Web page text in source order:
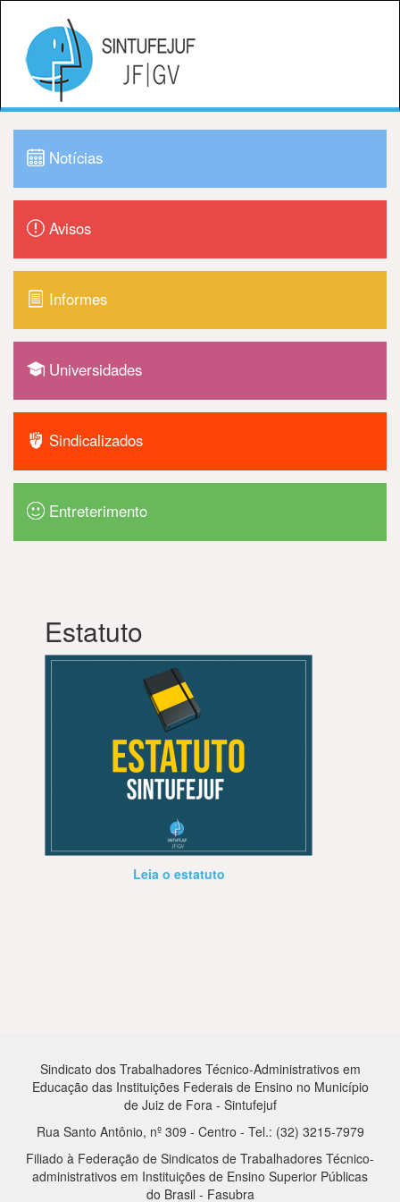
Notícias
Avisos
Informes
Universidades
Sindicalizados
Entreterimento
Estatuto
Leia o estatuto
Sindicato dos Trabalhadores Técnico-Administrativos em
Educação das Instituições Federais de Ensino no Município
de Juiz de Fora - Sintufejuf
Rua Santo Antônio, nº 309 - Centro - Tel.: (32) 3215-7979
Filiado à Federação de Sindicatos de Trabalhadores Técnico-
administrativos em Instituições de Ensino Superior Públicas
do Brasil - Fasubra